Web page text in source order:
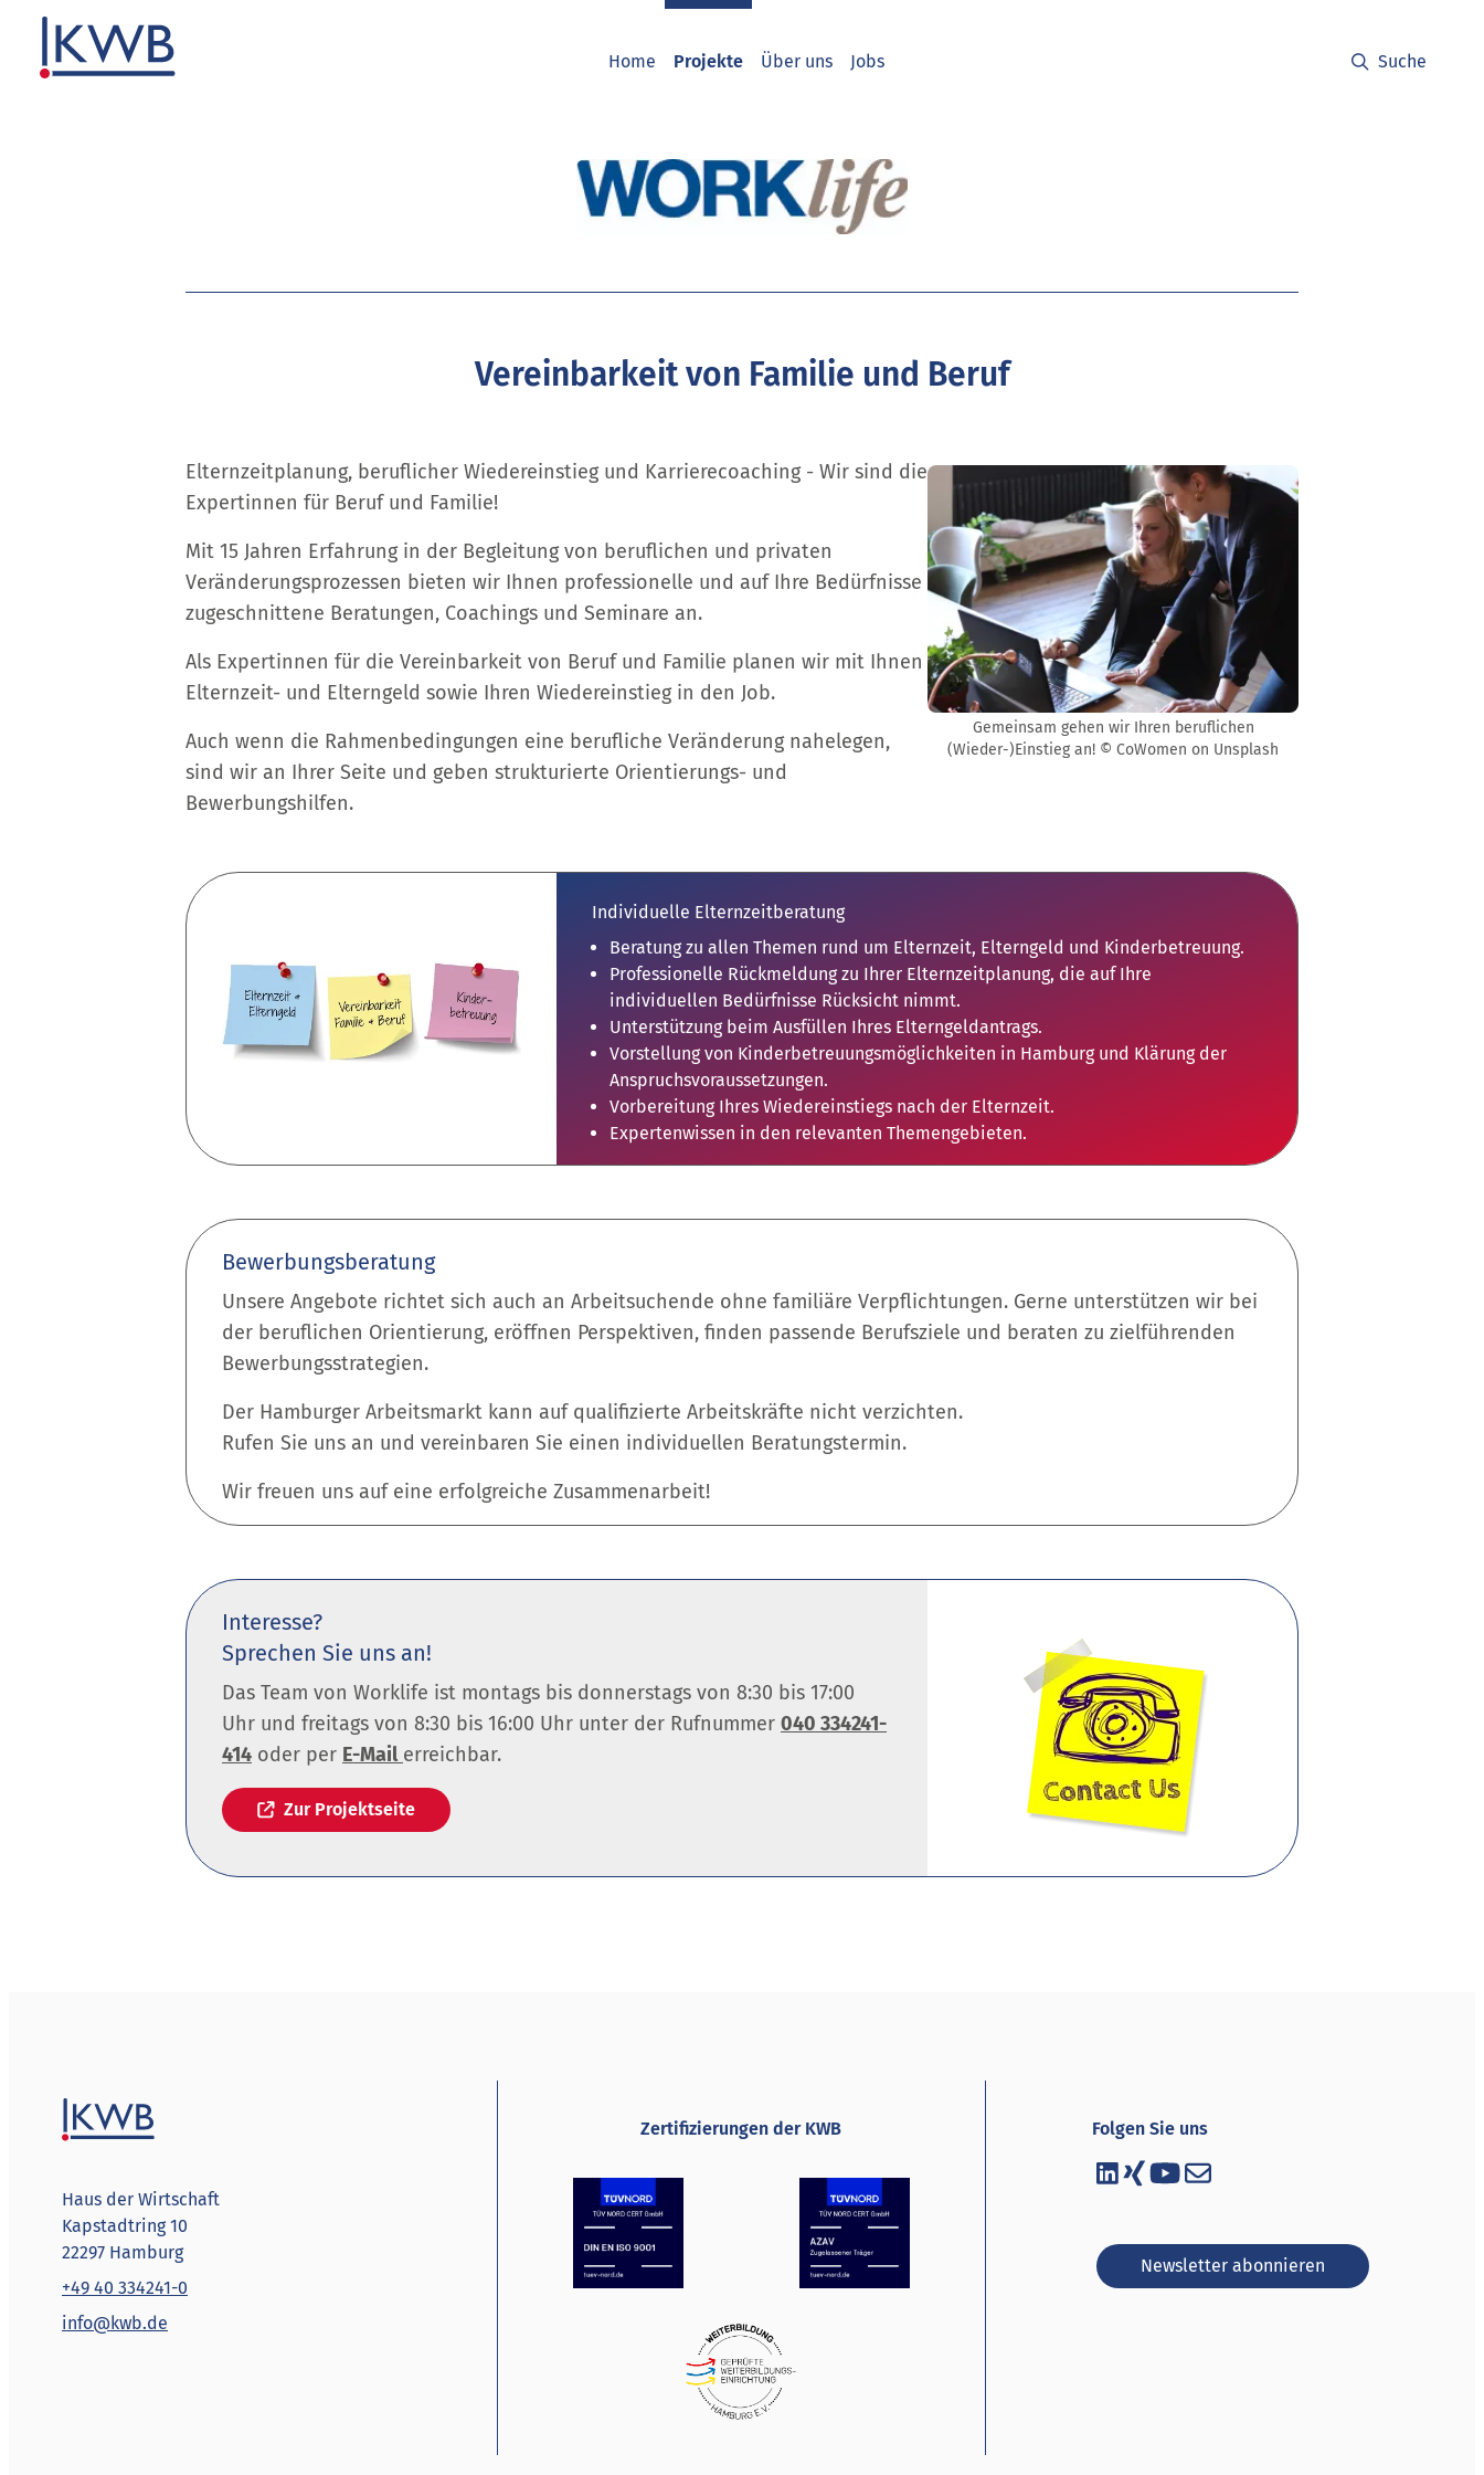
Home Projekte Über uns Jobs Suche
Vereinbarkeit von Familie und Beruf
Elternzeitplanung, beruflicher Wiedereinstieg und Karrierecoaching - Wir sind die
Expertinnen für Beruf und Familie!
Mit 15 Jahren Erfahrung in der Begleitung von beruflichen und privaten
Veränderungsprozessen bieten wir Ihnen professionelle und auf Ihre Bedürfnisse
zugeschnittene Beratungen, Coachings und Seminare an.
Als Expertinnen für die Vereinbarkeit von Beruf und Familie planen wir mit Ihnen
Elternzeit- und Elterngeld sowie Ihren Wiedereinstieg in den Job.
Auch wenn die Rahmenbedingungen eine berufliche Veränderung nahelegen,
sind wir an Ihrer Seite und geben strukturierte Orientierungs- und
Bewerbungshilfen.
Gemeinsam gehen wir Ihren beruflichen
(Wieder-)Einstieg an! © CoWomen on Unsplash
Individuelle Elternzeitberatung
Beratung zu allen Themen rund um Elternzeit, Elterngeld und Kinderbetreuung.
Professionelle Rückmeldung zu Ihrer Elternzeitplanung, die auf Ihre
individuellen Bedürfnisse Rücksicht nimmt.
Unterstützung beim Ausfüllen Ihres Elterngeldantrags.
Vorstellung von Kinderbetreuungsmöglichkeiten in Hamburg und Klärung der
Anspruchsvoraussetzungen.
Vorbereitung Ihres Wiedereinstiegs nach der Elternzeit.
Expertenwissen in den relevanten Themengebieten.
Bewerbungsberatung
Unsere Angebote richtet sich auch an Arbeitsuchende ohne familiäre Verpflichtungen. Gerne unterstützen wir bei
der beruflichen Orientierung, eröffnen Perspektiven, finden passende Berufsziele und beraten zu zielführenden
Bewerbungsstrategien.
Der Hamburger Arbeitsmarkt kann auf qualifizierte Arbeitskräfte nicht verzichten.
Rufen Sie uns an und vereinbaren Sie einen individuellen Beratungstermin.
Wir freuen uns auf eine erfolgreiche Zusammenarbeit!
Interesse?
Sprechen Sie uns an!
Das Team von Worklife ist montags bis donnerstags von 8:30 bis 17:00
Uhr und freitags von 8:30 bis 16:00 Uhr unter der Rufnummer 040 334241-
414 oder per E-Mail erreichbar.
Zur Projektseite
Haus der Wirtschaft
Kapstadtring 10
22297 Hamburg
+49 40 334241-0
info@kwb.de
Zertifizierungen der KWB Folgen Sie uns
Newsletter abonnieren